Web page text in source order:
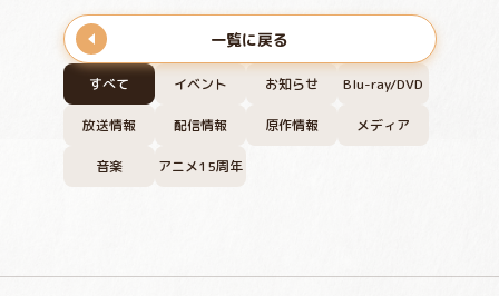
すべて イベント お知らせ Blu-ray/DVD
放送情報 配信情報 原作情報 メディア
音楽 アニメ15周年
一覧に戻る